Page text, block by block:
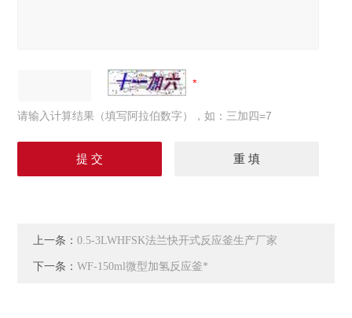
请输入计算结果（填写阿拉伯数字），如：三加四=7
上一条：0.5-3LWHFSK法兰快开式反应釜生产厂家
下一条：WF-150ml微型加氢反应釜*